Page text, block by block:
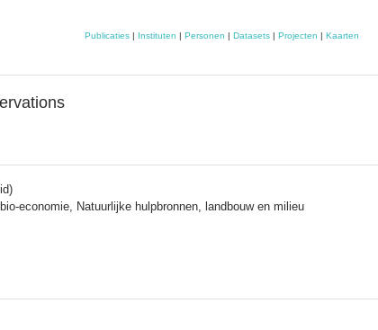
Publicaties| Instituten | Personen | Datasets| Projecten | Kaarten
economie, Natuurlijke hulpbronnen, landbouw en milieu